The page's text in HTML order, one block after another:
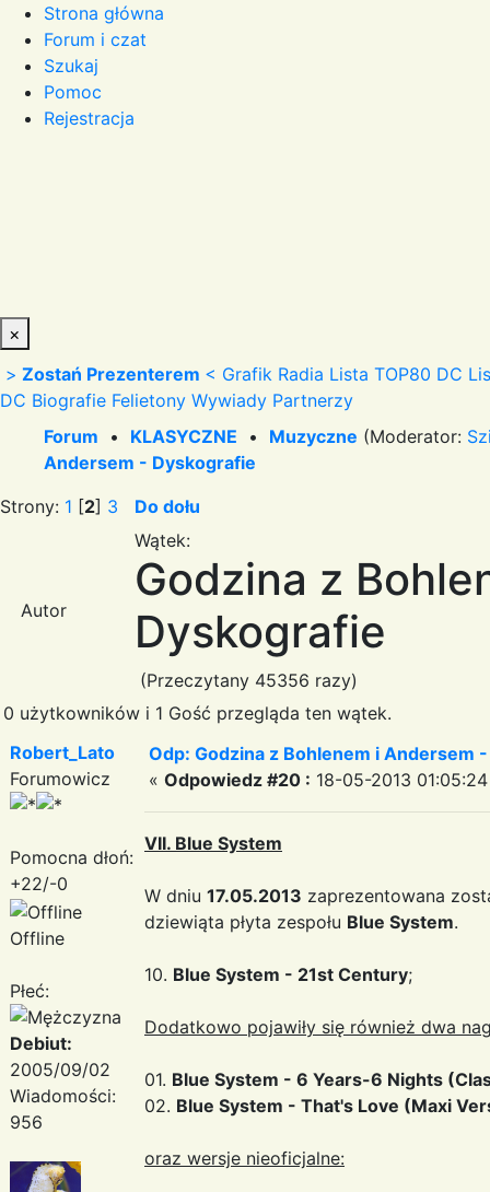
Strona główna
Forum i czat
Szukaj
Pomoc
Rejestracja
×
> Zostań Prezenterem < Grafik Radia Lista TOP80 DC
DC Biografie Felietony Wywiady Partnerzy
Forum • KLASYCZNE • Muzyczne (Moderator:
Andersem - Dyskografie
Strony: 1 [2] 3 Do dołu
Autor
Wątek:
Godzina z
Dyskografie
(Przeczytany 45356 razy)
0 użytkowników i 1 Gość przegląda ten wątek.
Robert_Lato
Forumowicz
Pomocna dłoń:
+22/-0
Offline
Płeć:
Debiut:
2005/09/02
Wiadomości:
956
Odp: Godzina z Bohlenem i Andersem
« Odpowiedz #20 : 18-05-2013
VII. Blue System
W dniu 17.05.2013 zaprezentowana
dziewiąta płyta zespołu Blue System.
10. Blue System - 21st Century;
Dodatkowo pojawiły się również dwa
01. Blue System - 6 Years-6 Nights
02. Blue System - That's Love (Maxi
oraz wersje nieoficjalne: